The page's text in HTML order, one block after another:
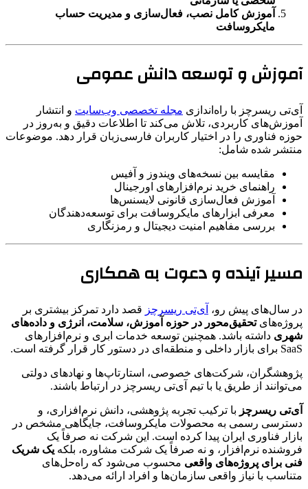
آموزش کامل نصب، فعال‌سازی و مدیریت حساب
مایکروسافت
آموزش و توسعه دانش عمومی
آی‌تی ریسرچز با راه‌اندازی مجله تخصصی وب‌سایت و انتشار
آموزش‌های کاربردی، تلاش می‌کند تا اطلاعات دقیق و به‌روز در
حوزه فناوری را در اختیار کاربران فارسی‌زبان قرار دهد. موضوعات
منتشر شده شامل:
مقایسه بین نسخه‌های ویندوز و آفیس
راهنمای خرید نرم‌افزارهای اورجینال
آموزش فعال‌سازی قانونی لایسنس‌ها
معرفی ابزارهای مایکروسافت برای توسعه‌دهندگان
بررسی مفاهیم امنیت دیجیتال و رمزنگاری
مسیر آینده و دعوت به همکاری
در سال‌های پیش رو، آی‌تی ریسرچز قصد دارد تمرکز بیشتری بر
پروژه‌هایتحقیق‌محور در حوزه آموزش، سلامت، انرژی و داده‌های
شهری داشته باشد. همچنین توسعه خدمات ابری و نرم‌افزارهای
SaaS برای بازار داخلی و منطقه‌ای در دستور کار قرار گرفته است.
پژوهشگران، شرکت‌های خصوصی، استارتاپ‌ها و نهادهای دولتی
می‌توانند از طریق یا با تیم آی‌تی ریسرچز در ارتباط باشند.
آی‌تی ریسرچز با ترکیب تجربه پژوهشی، دانش نرم‌افزاری، و
دسترسی رسمی به محصولات مایکروسافت، جایگاهی مشخص در
بازار فناوری ایران پیدا کرده است. این شرکت نه صرفاً یک
فروشنده نرم‌افزار، و نه صرفاً یک شرکت مشاوره، بلکه یک شریک
فنی برای پروژه‌های واقعی محسوب می‌شود که راه‌حل‌های
متناسب با نیاز واقعی سازمان‌ها و افراد ارائه می‌دهد.